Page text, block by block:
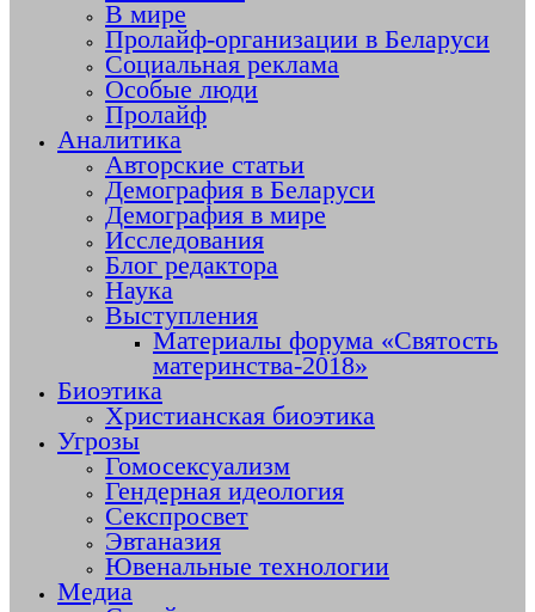
В мире
Пролайф-организации в Беларуси
Социальная реклама
Особые люди
Пролайф
Аналитика
Авторские статьи
Демография в Беларуси
Демография в мире
Исследования
Блог редактора
Наука
Выступления
Материалы форума «Святость
материнства-2018»
Биоэтика
Христианская биоэтика
Угрозы
Гомосексуализм
Гендерная идеология
Секспросвет
Эвтаназия
Ювенальные технологии
Медиа